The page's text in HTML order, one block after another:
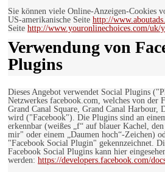
Sie können viele Online-Anzeigen-Cookies
US-amerikanische Seite http://
Seite http://www.youronlinechoices.com/uk/
Verwendung von
Plugins
Dieses Angebot verwendet Social Plugins
Netzwerkes facebook.com, welches von der
Grand Canal Square, Grand Canal Harbour,
wird ("Facebook"). Die Plugins sind an
erkennbar (weißes „f“ auf blauer Kachel,
mir" oder einem „Daumen hoch“-Zeichen)
"Facebook Social Plugin" gekennzeichnet.
Facebook Social Plugins kann hier
werden: https://developers.facebook.com/